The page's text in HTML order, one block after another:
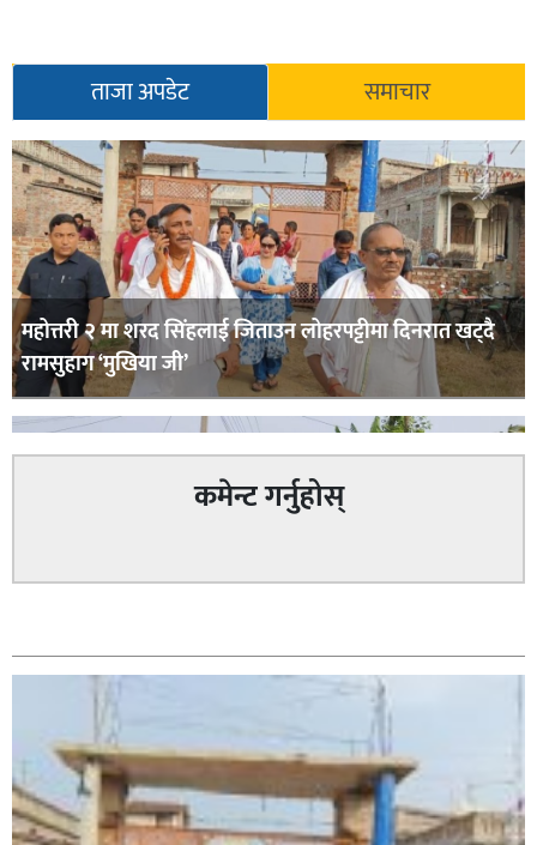
ताजा अपडेट समाचार
महोत्तरी २ मा शरद सिंहलाई जिताउन लोहरपट्टीमा दिनरात खट्दै
रामसुहाग ‘मुखिया जी’
कमेन्ट गर्नुहोस्